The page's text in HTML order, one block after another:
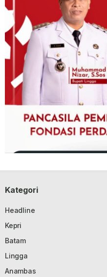
Kategori
Headline
Kepri
Batam
Lingga
Anambas